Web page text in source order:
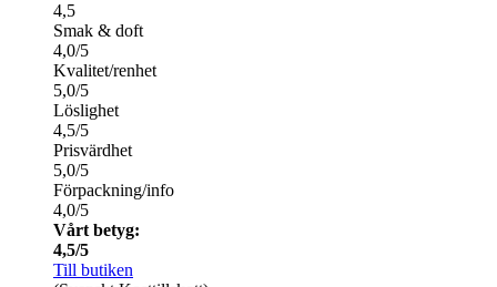
4,5
Smak & doft
4,0/5
Kvalitet/renhet
5,0/5
Löslighet
4,5/5
Prisvärdhet
5,0/5
Förpackning/info
4,0/5
Vårt betyg:
4,5/5
Till butiken